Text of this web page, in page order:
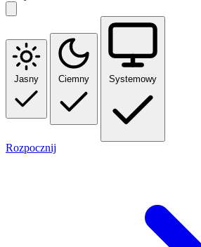
Jasny Ciemny Systemowy
Rozpocznij